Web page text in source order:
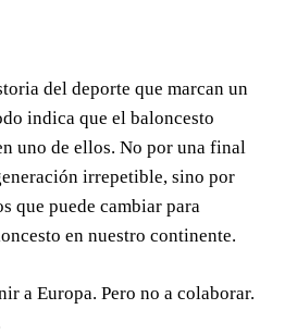
del deporte que marcan un
indica que el baloncesto
uno de ellos. No por una final
irrepetible, sino por
que puede cambiar para
en nuestro continente.
a Europa. Pero no a colaborar.